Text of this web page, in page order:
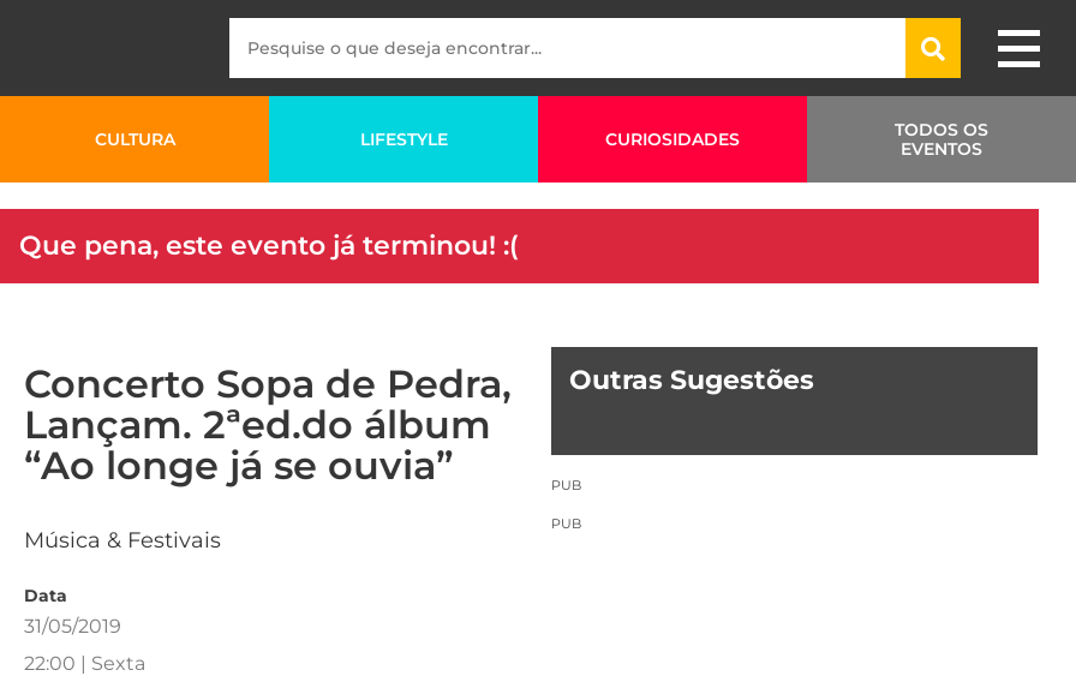
CULTURA LIFESTYLE CURIOSIDADES
TODOS OS
EVENTOS
Que pena, este evento já terminou! :(
Concerto Sopa de Pedra,
Lançam. 2ªed.do álbum
“Ao longe já se ouvia”
Música & Festivais
Data
31/05/2019
22:00 | Sexta
Outras Sugestões
PUB
PUB